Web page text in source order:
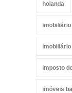
holanda
imobiliário
imobiliário
imposto
imóveis